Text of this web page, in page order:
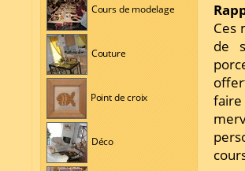
Cours de modelage
Couture
Point de croix
Déco
Ces
de